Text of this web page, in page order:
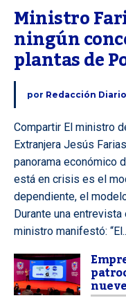
Ministro
ningún
plantas de
por Redacción
Compartir El ministro
Extranjera Jesús
panorama económico
está en crisis es el
dependiente, el
Durante una
ministro manifestó: